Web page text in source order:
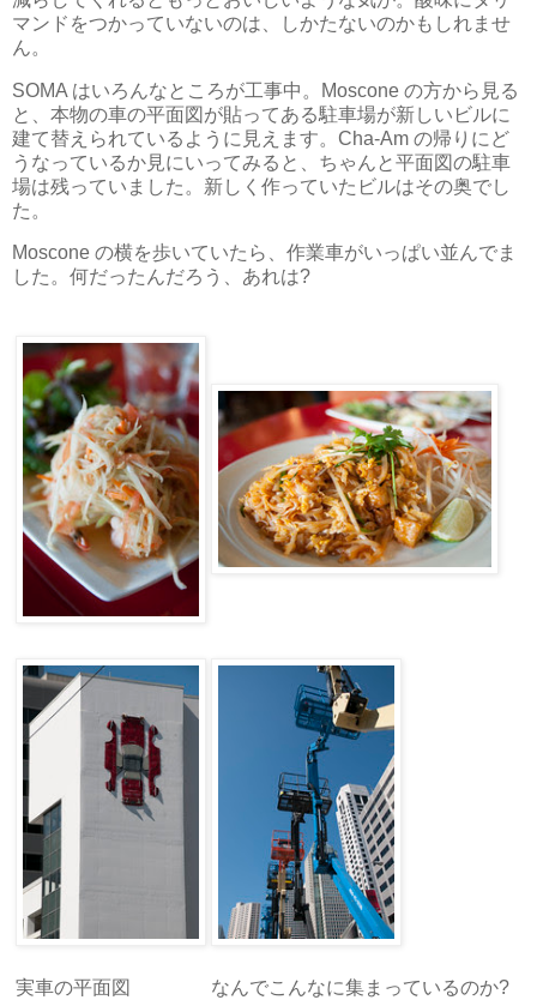
マンドをつかっていないのは、しかたないのかもしれませ
ん。
SOMA はいろんなところが工事中。Moscone の方から見る
と、本物の車の平面図が貼ってある駐車場が新しいビルに
建て替えられているように見えます。Cha-Am の帰りにど
うなっているか見にいってみると、ちゃんと平面図の駐車
場は残っていました。新しく作っていたビルはその奥でし
た。
Moscone の横を歩いていたら、作業車がいっぱい並んでま
した。何だったんだろう、あれは?
実車の平面図 なんでこんなに集まっているのか?